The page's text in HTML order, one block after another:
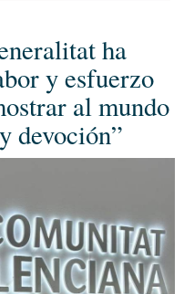
ha
y esfuerzo
al mundo
devoción”